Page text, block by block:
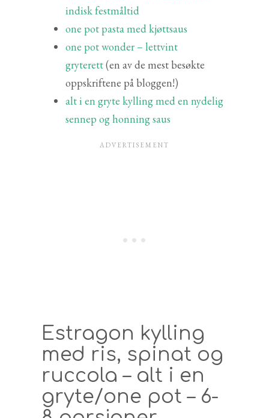
indisk festmåltid
one pot pasta med kjøttsaus
one pot wonder – lettvint
gryterett(en av de mest besøkte
oppskriftene på bloggen!)
alt i en gryte kylling med en nydelig
sennep og honning saus
Estragon kylling
med ris, spinat og
ruccola – alt i en
gryte/one pot – 6-